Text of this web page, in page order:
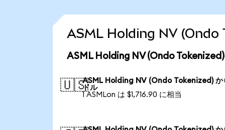
ASML Holding NV (Ondo
ASML Holding NV (Ondo
🇺🇸ASML Holding NV (Ondo Tokenized) か
ドル
1 ASMLon は $1,716.90 に相当